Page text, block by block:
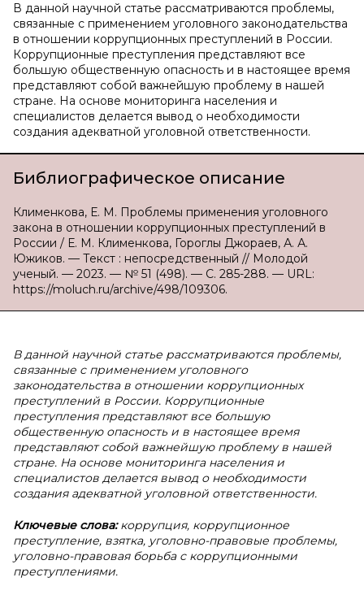
В данной научной статье рассматриваются проблемы,
связанные с применением уголовного законодательства
в отношении коррупционных преступлений в России.
Коррупционные преступления представляют все
большую общественную опасность и в настоящее время
представляют собой важнейшую проблему в нашей
стране. На основе мониторинга населения и
специалистов делается вывод о необходимости
создания адекватной уголовной ответственности.
Библиографическое описание
Клименкова, Е. М. Проблемы применения уголовного
закона в отношении коррупционных преступлений в
России / Е. М. Клименкова, Гороглы Джораев, А. А.
Южиков. — Текст : непосредственный // Молодой
ученый. — 2023. — № 51 (498). — С. 285-288. — URL:
https://moluch.ru/archive/498/109306.
Вданной научной статье рассматриваются проблемы,
связанные с применением уголовного
законодательства в отношении коррупционных
преступлений в России. Коррупционные
преступления представляют все большую
общественную опасность и в настоящее время
представляют собой важнейшую проблему в нашей
стране. На основе мониторинга населения и
специалистов делается вывод о необходимости
создания адекватной уголовной ответственности.
Ключевые слова:коррупция, коррупционное
преступление, взятка, уголовно-правовые проблемы,
уголовно-правовая борьба с коррупционными
преступлениями.